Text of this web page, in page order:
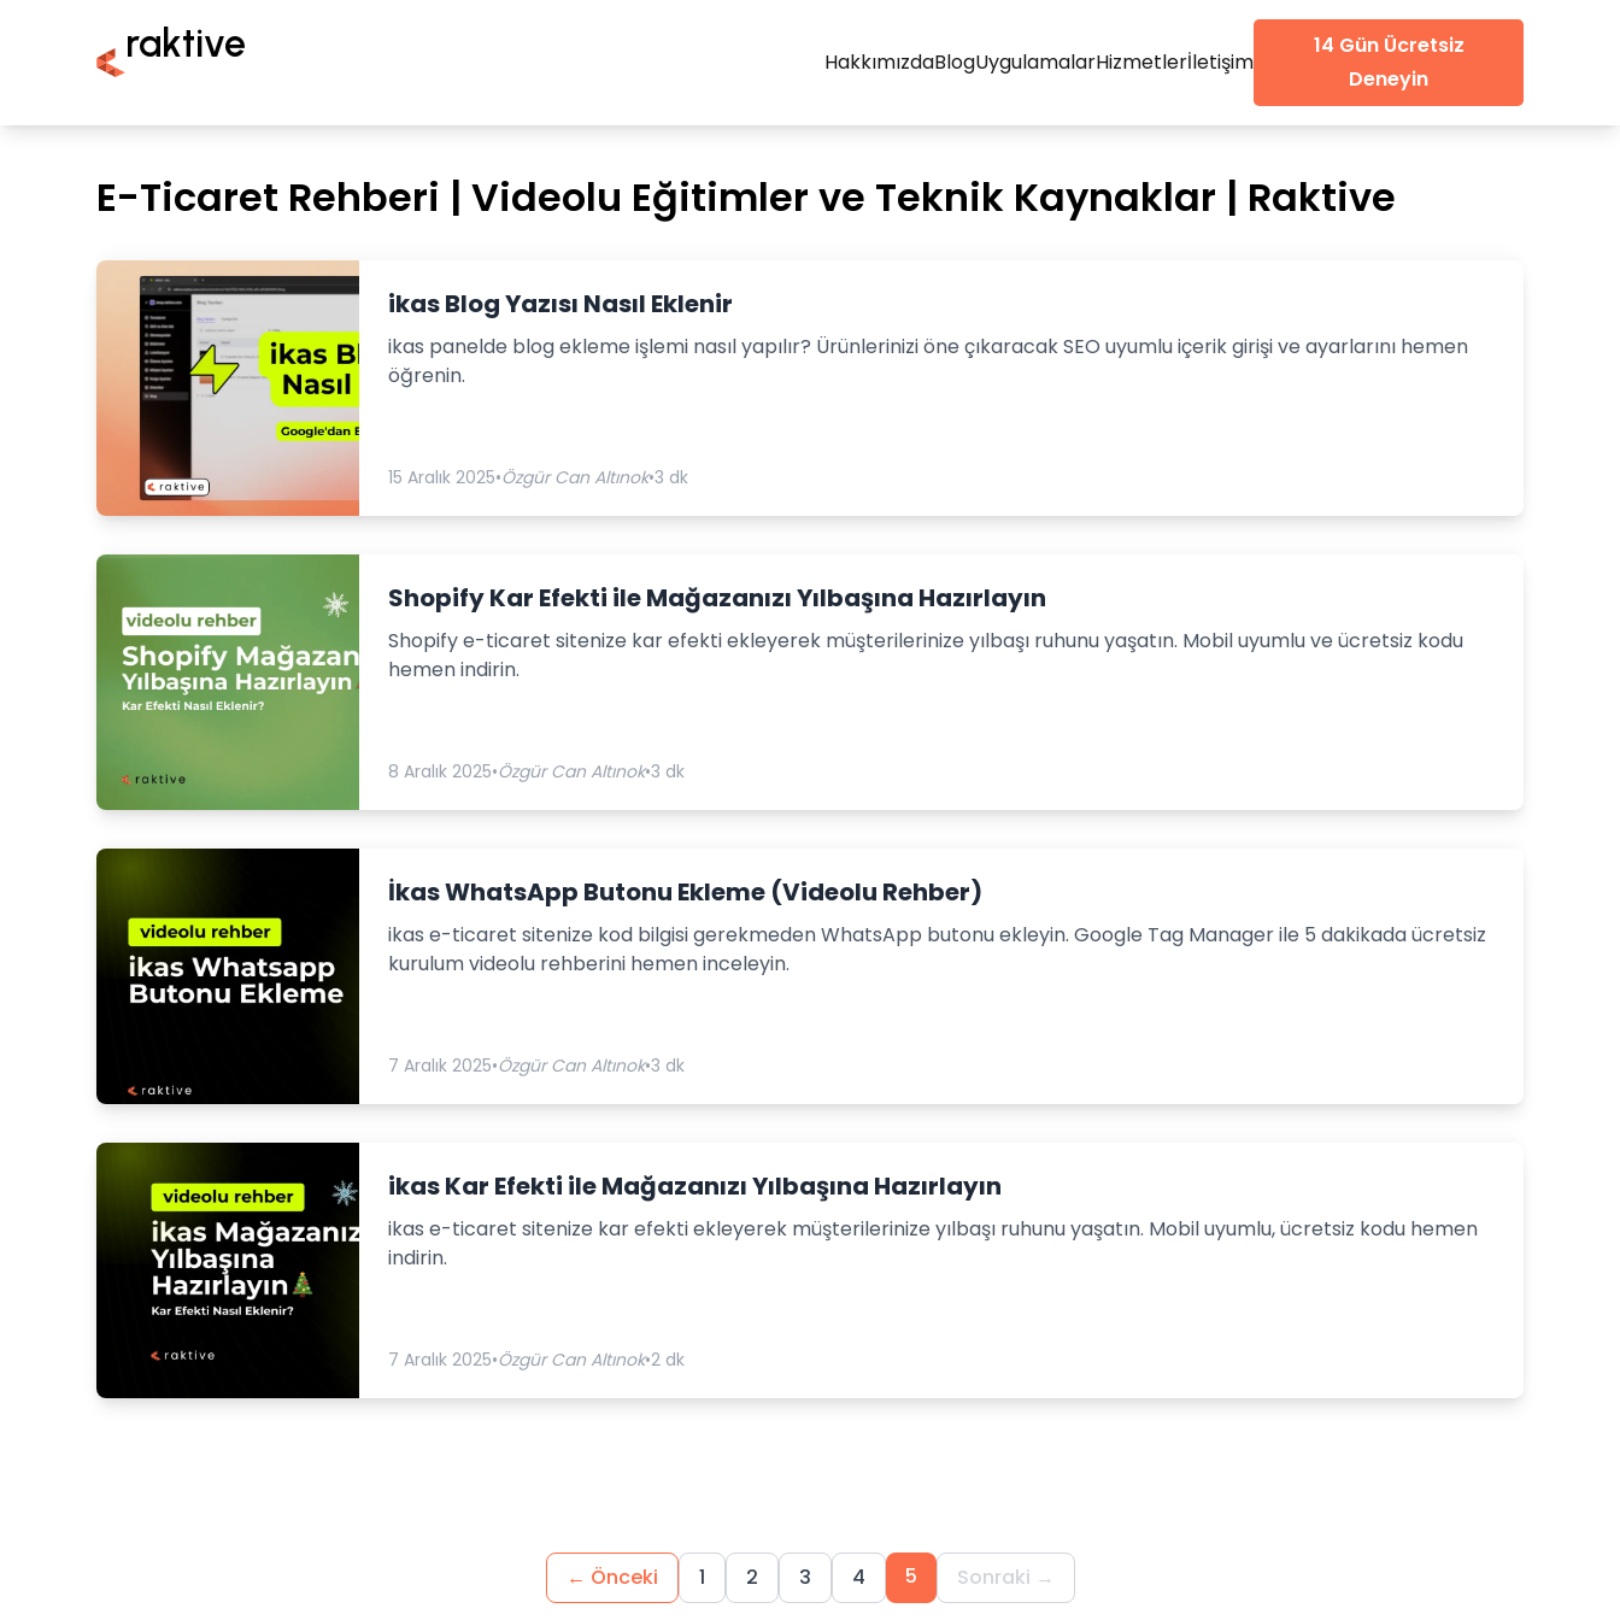
raktive HakkımızdaBlogUygulamalarHizmetlerİletişim
14 Gün Ücretsiz
Deneyin
E-Ticaret Rehberi | Videolu Eğitimler ve Teknik Kaynaklar | Raktive
ikas Blog Yazısı Nasıl Eklenir
ikas panelde blog ekleme işlemi nasıl yapılır? Ürünlerinizi öne çıkaracak SEO uyumlu içerik girişi ve ayarlarını hemen
öğrenin.
15 Aralık 2025•Özgür Can Altınok•3 dk
Shopify Kar Efekti ile Mağazanızı Yılbaşına Hazırlayın
Shopify e-ticaret sitenize kar efekti ekleyerek müşterilerinize yılbaşı ruhunu yaşatın. Mobil uyumlu ve ücretsiz kodu
hemen indirin.
8 Aralık 2025•Özgür Can Altınok•3 dk
İkas WhatsApp Butonu Ekleme (Videolu Rehber)
ikas e-ticaret sitenize kod bilgisi gerekmeden WhatsApp butonu ekleyin. Google Tag Manager ile 5 dakikada ücretsiz
kurulum videolu rehberini hemen inceleyin.
7 Aralık 2025•Özgür Can Altınok•3 dk
ikas Kar Efekti ile Mağazanızı Yılbaşına Hazırlayın
ikas e-ticaret sitenize kar efekti ekleyerek müşterilerinize yılbaşı ruhunu yaşatın. Mobil uyumlu, ücretsiz kodu hemen
indirin.
7 Aralık 2025•Özgür Can Altınok•2 dk
← Önceki 1 2 3 4 5 Sonraki →